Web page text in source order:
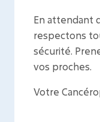
En attendant
respectons
sécurité.
vos proches.
Votre